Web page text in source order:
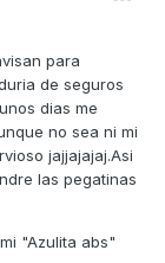
para
de seguros
dias me
no sea ni mi
jajjajajaj.Asi
las pegatinas
"Azulita abs"